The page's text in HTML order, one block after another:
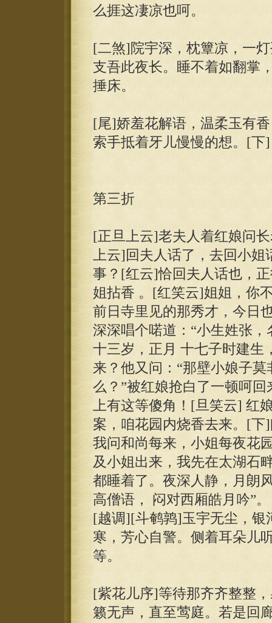
么捱这凄凉也呵。
[二煞]院宇深，枕簟凉，一
支吾此夜长。睡不着如翻掌
捶床。
[尾]娇羞花解语，温柔玉有
索手抵着牙儿慢慢的想。[下]
第三折
[正旦上云]老夫人着红娘问
上云]回夫人话了，去回小
事？[红云]恰回夫人话也，
姐拈香 。[红笑云]姐姐，你
前日寺里见的那秀才，今日
深深唱个喏道：“小生姓张
十三岁，正月 十七子时建生
来？他又问：“那壁小娘子
么？”被红娘抢白了一顿呵
上有这等傻角！[旦笑云] 红
案，咱花园内烧香去来。[
我问和尚每来，小姐每夜花
及小姐出来，我先在太湖石
都睡着了。夜深人静，月朗
高僧语， 闷对西厢皓月吟”。
[越调][斗鹌鹑]玉宇无尘，银
寒，芳心自警。侧着耳朵儿
等。
[紫花儿序]等待那齐齐整整
籁无声，直至莺庭。若是回